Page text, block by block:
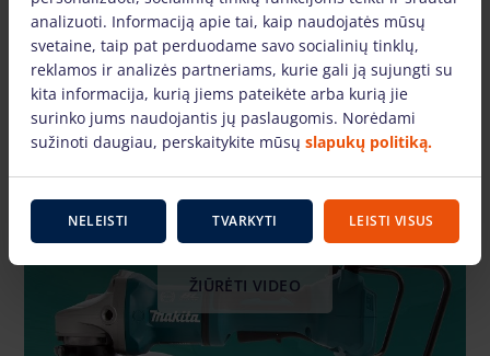
Video naudojimosi instrukcija
ŽIŪRĖTI VIDEO
analizuoti. Informaciją apie tai, kaip naudojatės mūsų
svetaine, taip pat perduodame savo socialinių tinklų,
reklamos ir analizės partneriams, kurie gali ją sujungti su
kita informacija, kurią jiems pateikėte arba kurią jie
surinko jums naudojantis jų paslaugomis. Norėdami
sužinoti daugiau, perskaitykite mūsų slapukų politiką.
NELEISTI TVARKYTI LEISTI VISUS